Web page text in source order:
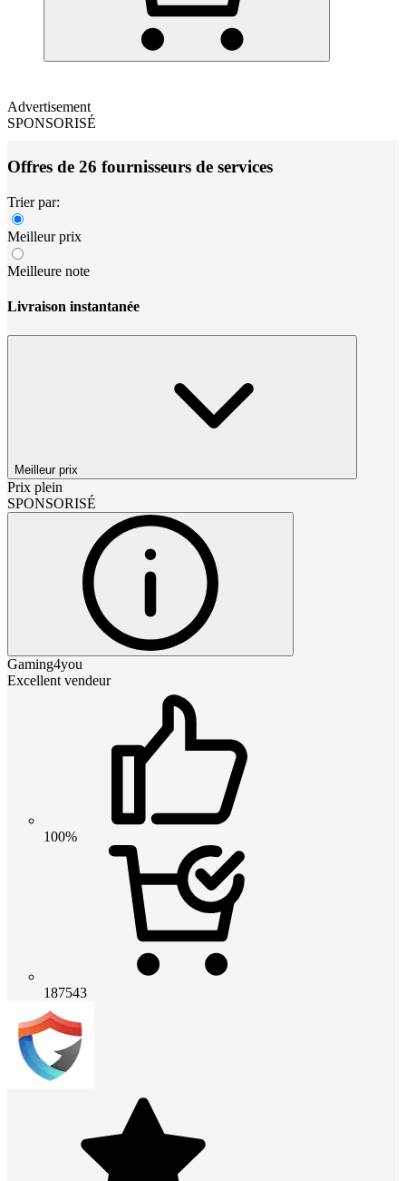
Advertisement
SPONSORISÉ
Offres de 26 fournisseurs de services
Trier par:
Meilleur prix
Meilleure note
Livraison instantanée
Meilleur prix
Prix plein
SPONSORISÉ
Gaming4you
Excellent vendeur
100%
187543